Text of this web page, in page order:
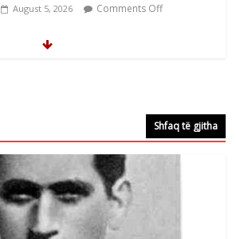
August 5, 2026 Comments Off
Comments Off
Çlirimtari Mentor Mushkolaj nderohet
me mirenjohje nga Xhevdet Qeriqi Dega
e invalidëve në Fushë Kosovë
August 4, 2026 Comments Off
Shfaq të gjitha